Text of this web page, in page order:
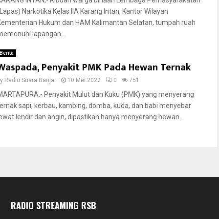
Narkotika Kelas IIA Karang Intan, Kantor Wilayah
Hukum dan HAM Kalimantan Selatan, tumpah ruah
lapangan...
Berita
Penyakit PMK Pada Hewan Ternak
Radio Suara Banjar 10 Mei 2022 0 751
Penyakit Mulut dan Kuku (PMK) yang menyerang
sapi, kerbau, kambing, domba, kuda, dan babi menyebar
lendir dan angin, dipastikan hanya menyerang hewan...
RADIO STREAMING RSB